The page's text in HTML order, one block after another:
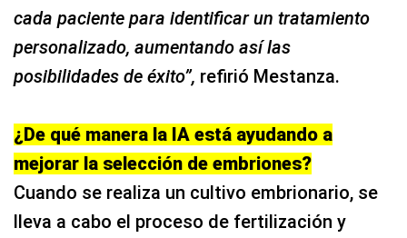
cada paciente para identificar un tratamiento
personalizado, aumentando así las
posibilidades de éxito”, refirió Mestanza.
¿De qué manera la IA está ayudando a
mejorar la selección de embriones?
Cuando se realiza un cultivo embrionario, se
lleva a cabo el proceso de fertilización y